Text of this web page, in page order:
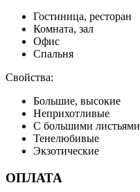
Гостиница, ресторан
Комната, зал
Офис
Спальня
Свойства:
Большие, высокие
Неприхотливые
С большими листьями
Тенелюбивые
Экзотические
ОПЛАТА